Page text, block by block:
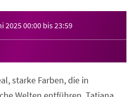
202500:00 bis23:59
starke Farben, die in